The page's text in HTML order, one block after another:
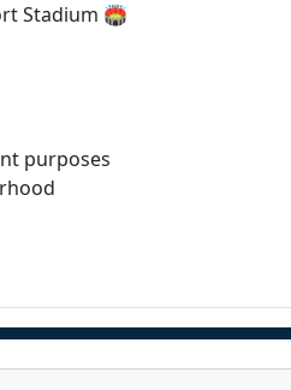
Stadium 🏟️
purposes